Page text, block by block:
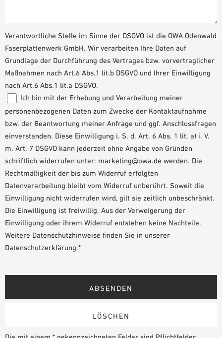
Verantwortliche Stelle im Sinne der DSGVO ist die OWA Odenwald
Faserplattenwerk GmbH. Wir verarbeiten Ihre Daten auf
Grundlage der Durchführung des Vertrages bzw. vorvertraglicher
Maßnahmen nach Art.6 Abs.1 lit.b DSGVO und Ihrer Einwilligung
nach Art.6 Abs.1 lit.a DSGVO.
Ich bin mit der Erhebung und Verarbeitung meiner
personenbezogenen Daten zum Zwecke der Kontaktaufnahme
bzw. der Beantwortung meiner Anfrage und ggf. Anschlussfragen
einverstanden. Diese Einwilligung i. S. d. Art. 6 Abs. 1 lit. a) i. V.
m. Art. 7 DSGVO kann jederzeit ohne Angabe von Gründen
schriftlich widerrufen unter: marketing@owa.de werden. Die
Rechtmäßigkeit der bis zum Widerruf erfolgten
Datenverarbeitung bleibt vom Widerruf unberührt. Soweit die
Einwilligung nicht widerrufen wird, gilt sie zeitlich unbeschränkt.
Die Einwilligung ist freiwillig. Aus der Verweigerung der
Einwilligung oder ihrem Widerruf entstehen keine Nachteile.
Weitere Datenschutzhinweise finden Sie in unserer
Datenschutzerklärung.*